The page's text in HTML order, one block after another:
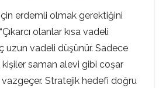
erdemli olmak gerektiğini
olanlar kısa vadeli
uzun vadeli düşünür. Sadece
kişiler saman alevi gibi coşar
vazgeçer. Stratejik hedefi doğru